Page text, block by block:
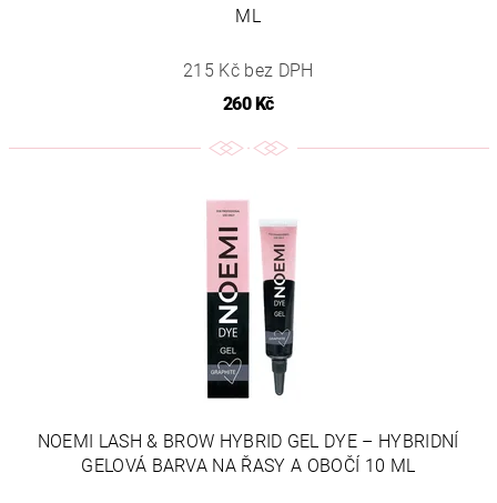
ML
215 Kč bez DPH
260 Kč
NOEMI LASH & BROW HYBRID GEL DYE – HYBRIDNÍ
GELOVÁ BARVA NA ŘASY A OBOČÍ 10 ML